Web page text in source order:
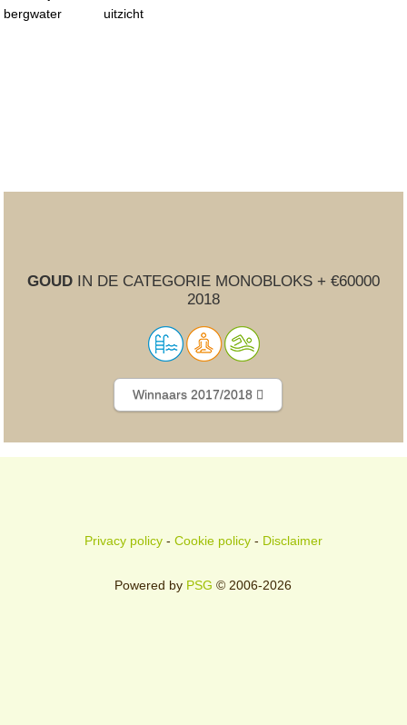
bergwater
uitzicht
GOUDIN DE CATEGORIE MONOBLOKS + €60000
2018
Winnaars 2017/2018
Privacy policy- Cookie policy- Disclaimer
Powered by PSG © 2006-2026